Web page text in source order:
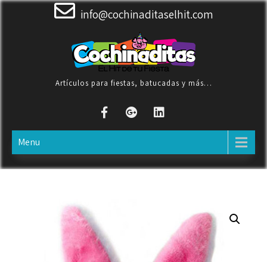
Skip
info@cochinaditaselhit.com
Artículos para fiestas, batucadas y más…
Menu